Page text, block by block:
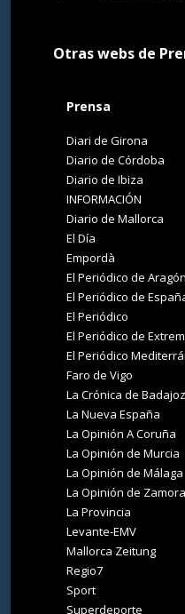
Otras webs de
Prensa
Diari de Girona
Diario de Córdoba
Diario de Ibiza
INFORMACIÓN
Diario de Mallorca
El Día
Empordà
El Periódico de Aragón
El Periódico de
El Periódico
El Periódico de
El Periódico
Faro de Vigo
La Crónica de Badajoz
La Nueva España
La Opinión A Coruña
La Opinión de Murcia
La Opinión de Málaga
La Opinión de Zamora
La Provincia
Levante-EMV
Mallorca Zeitung
Regio7
Sport
Superdeporte